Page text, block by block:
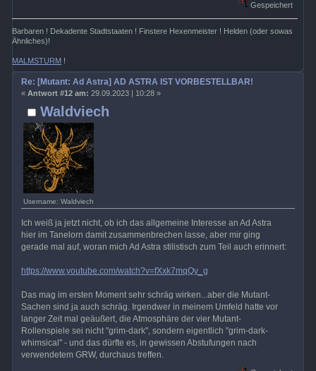
Gespeichert
Barbaren ! Dekadente Stadtstaaten ! Finstere Hexenmeister ! Helden (oder sowas
Ähnliches)!
MALMSTURM !
Waldviech
Username: Waldviech
Re: [Mutant: Ad Astra] AD ASTRA IST VORBESTELLBAR!
« Antwort #12 am: 29.09.2023 | 10:28 »
Ich weiß ja jetzt nicht, ob ich das allgemeine Interesse an Ad Astra
hier im Tanelorn damit zusammenbrechen lasse, aber mir ging
gerade mal auf, woran mich Ad Astra stilistisch zum Teil auch erinnert:
https://www.youtube.com/watch?v=fXxk7mqQy_g
Das mag im ersten Moment sehr schräg wirken...aber die Mutant-
Sachen sind ja auch schräg. Irgendwer in meinem Umfeld hatte vor
langer Zeit mal geäußert, die Atmosphäre der vier Mutant-
Rollenspiele sei nicht "grim-dark", sondern eigentlich "grim-dark-
whimsical" - und das dürfte es, in gewissen Abstufungen nach
verwendetem GRW, durchaus treffen.